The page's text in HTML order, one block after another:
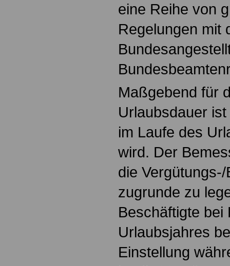
eine Reihe von
Regelungen mit
Maßgebend für
Urlaubsdauer
im Laufe des
wird. Der
die
zugrunde zu
Beschäftigte bei
Urlaubsjahres
Einstellung